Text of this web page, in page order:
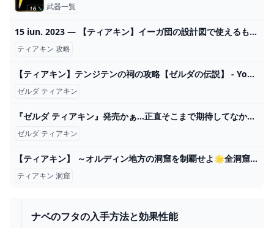
武器一覧
15 iun. 2023 — 【ティアキン】イーガ団の設計図で使えるものって何かある? 2024
ティアキン 攻略
【ティアキン】テンジテンの祠の攻略【ゼルダの伝説】 - YouTube
ゼルダ ティアキン
『ゼルダ ティアキン』発売かぁ…正直そこまで期待してなかったけど一応買うか…│SWITCH速報
ゼルダ ティアキン
【ティアキン】 ～オルディン地方の洞窟を制覇せよ🌟全洞窟発見目指す配信～ #67 【ゼルダの伝説ティアーズオブザキングダム】【TotK】 - YouTube
ティアキン 洞窟
ナベのフタの入手方法と効果性能